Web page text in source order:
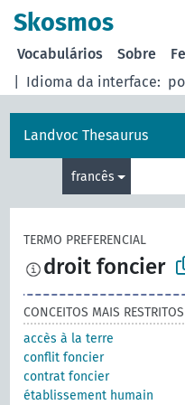
principal
Skosmos
Idioma da interface:
Vocabulários Sobre
Landvoc Thesaurus
francês
TERMO PREFERENCIAL
droit foncier
CONCEITOS MAIS RESTRITOS
accès à la terre
conflit foncier
contrat foncier
établissement humain